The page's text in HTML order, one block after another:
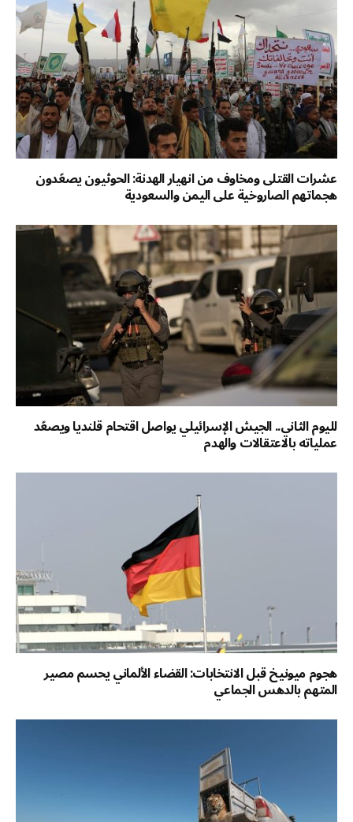
عشرات القتلى ومخاوف من انهيار الهدنة: الحوثيون يصعّدون
هجماتهم الصاروخية على اليمن والسعودية
لليوم الثاني.. الجيش الإسرائيلي يواصل اقتحام قلنديا ويصعّد
عملياته بالاعتقالات والهدم
هجوم ميونيخ قبل الانتخابات: القضاء الألماني يحسم مصير
المتهم بالدهس الجماعي